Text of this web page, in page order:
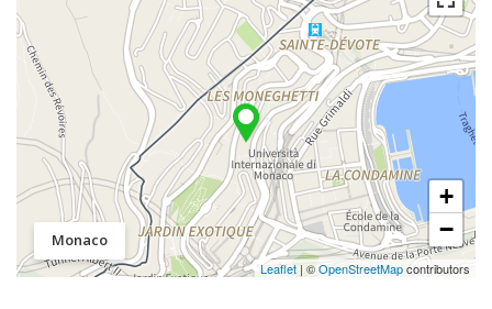
Monaco
+
−
Leaflet | ©OpenStreetMapcontributors